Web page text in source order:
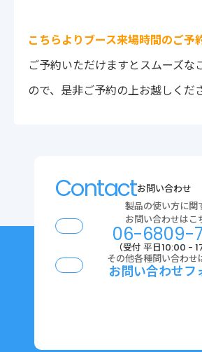
こちらよりブース来場時間のご予
ご予約いただけますとスムーズな
ので、是非ご予約の上お越しくだ
Contactお問い合わせ
製品の使い方に関
お問い合わせはこ
06-6809-
（受付 平日10:00 -
その他各種問い合わせ
お問い合わせフ